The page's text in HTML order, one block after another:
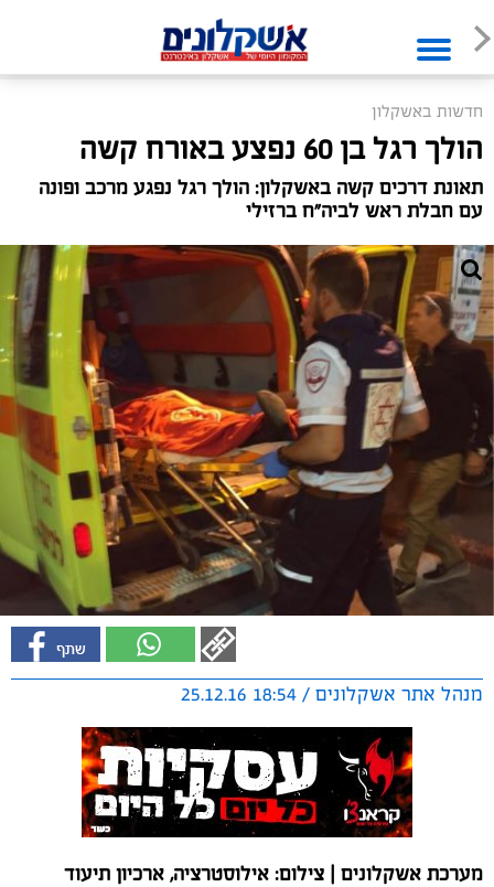
חדשות באשקלון
הולך רגל בן 60 נפצע באורח קשה
תאונת דרכים קשה באשקלון: הולך רגל נפגע מרכב ופונה
עם חבלת ראש לביה"ח ברזילי
מנהל אתר אשקלונים / 18:54 25.12.16
מערכת אשקלונים | צילום: אילוסטרציה, ארכיון תיעוד